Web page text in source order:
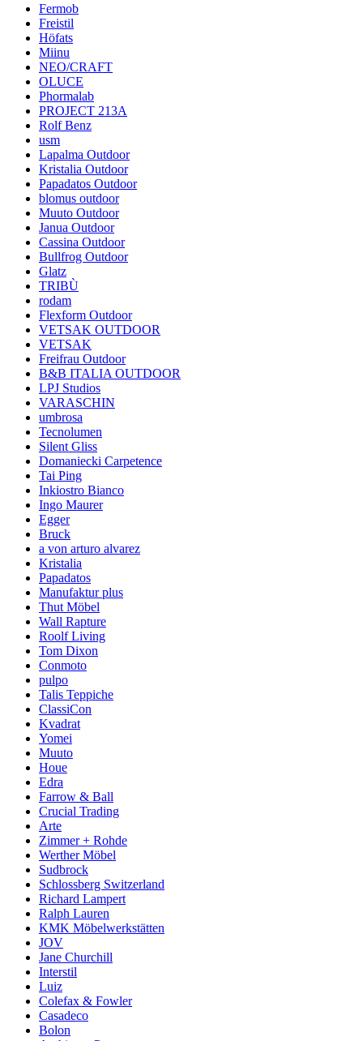
Fermob
Freistil
Höfats
Miinu
NEO/CRAFT
OLUCE
Phormalab
PROJECT 213A
Rolf Benz
usm
Lapalma Outdoor
Kristalia Outdoor
Papadatos Outdoor
blomus outdoor
Muuto Outdoor
Janua Outdoor
Cassina Outdoor
Bullfrog Outdoor
Glatz
TRIBÙ
rodam
Flexform Outdoor
VETSAK OUTDOOR
VETSAK
Freifrau Outdoor
B&B ITALIA OUTDOOR
LPJ Studios
VARASCHIN
umbrosa
Tecnolumen
Silent Gliss
Domaniecki Carpetence
Tai Ping
Inkiostro Bianco
Ingo Maurer
Egger
Bruck
a von arturo alvarez
Kristalia
Papadatos
Manufaktur plus
Thut Möbel
Wall Rapture
Roolf Living
Tom Dixon
Conmoto
pulpo
Talis Teppiche
ClassiCon
Kvadrat
Yomei
Muuto
Houe
Edra
Farrow & Ball
Crucial Trading
Arte
Zimmer + Rohde
Werther Möbel
Sudbrock
Schlossberg Switzerland
Richard Lampert
Ralph Lauren
KMK Möbelwerkstätten
JOV
Jane Churchill
Interstil
Luiz
Colefax & Fowler
Casadeco
Bolon